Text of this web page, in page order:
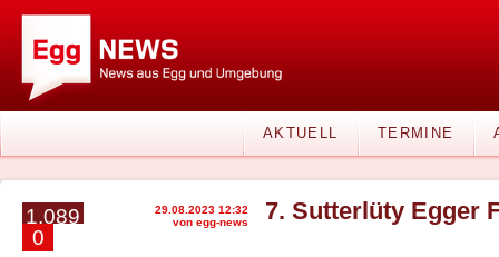
AKTUELL TERMINE
1.089
0
29.08.2023 12:32
von egg-news
7. Sutterlüty Egger